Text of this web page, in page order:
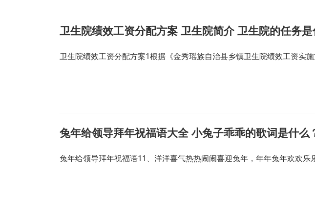
卫生院绩效工资分配方案 卫生院简介 卫生院的任务是
卫生院绩效工资分配方案1根据《金秀瑶族自治县乡镇卫生院绩效工资实
兔年给领导拜年祝福语大全 小兔子乖乖的歌词是什么
兔年给领导拜年祝福语11、洋洋喜气热热闹闹喜迎兔年，年年兔年欢欢